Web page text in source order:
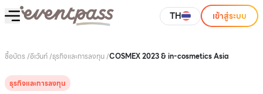
TH เข้าสู่ระบบ
ซื้อบัตร /อีเว้นท์/ธุรกิจและการลงทุน/COSMEX 2023 & in-cosmetics Asia
ธุรกิจและการลงทุน